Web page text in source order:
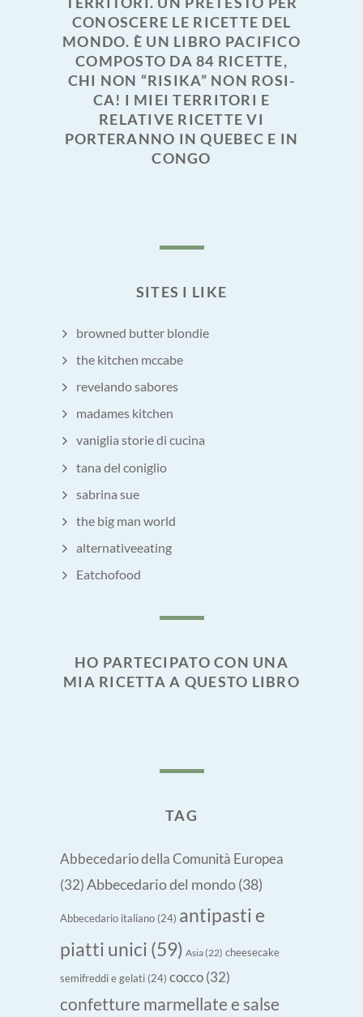
CONOSCERE LE RICETTE DEL
MONDO. È UN LIBRO PACIFICO
COMPOSTO DA 84 RICETTE,
CHI NON “RISIKA” NON ROSI-
CA! I MIEI TERRITORI E
RELATIVE RICETTE VI
PORTERANNO IN QUEBEC E IN
CONGO
SITES I LIKE
browned butter blondie
the kitchen mccabe
revelando sabores
madames kitchen
vaniglia storie di cucina
tana del coniglio
sabrina sue
the big man world
alternativeeating
Eatchofood
HO PARTECIPATO CON UNA
MIA RICETTA A QUESTO LIBRO
TAG
Abbecedario della Comunità Europea
(32) Abbecedario del mondo(38)
Abbecedario italiano (24) antipasti e
piatti unici (59) Asia(22) cheesecake
semifreddi e gelati (24) cocco (32)
confetture marmellate e salse